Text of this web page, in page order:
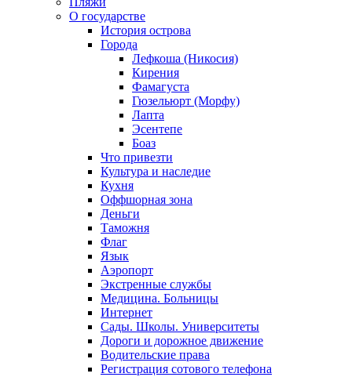
О государстве
История острова
Города
Лефкоша (Никосия)
Кирения
Фамагуста
Гюзельюрт (Морфу)
Лапта
Эсентепе
Боаз
Что привезти
Культура и наследие
Кухня
Оффшорная зона
Деньги
Таможня
Флаг
Язык
Аэропорт
Экстренные службы
Медицина. Больницы
Интернет
Сады. Школы. Университеты
Дороги и дорожное движение
Водительские права
Регистрация сотового телефона